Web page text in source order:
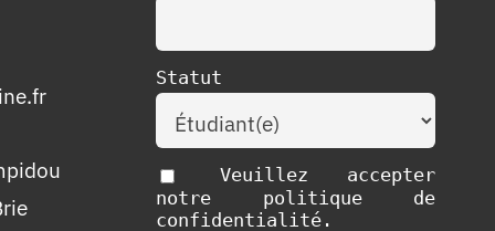
Statut
Veuillez accepter
notre politique de
confidentialité.